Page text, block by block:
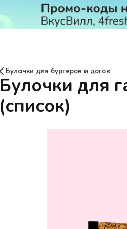
Булочки для бургеров и догов
Булочки для
(список)